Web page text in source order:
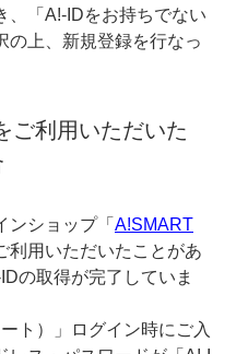
、「A!-IDをお持ちでない
の上、新規登録を行なっ
ご利用いただいた
ンショップ「 A!SMART
利用いただいたことがあ
の取得が完了していま
ト）」ログイン時にご入